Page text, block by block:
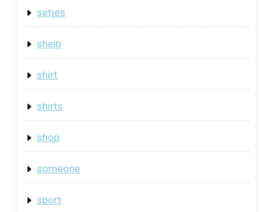
setjes
shein
shirt
shirts
shop
someone
sport